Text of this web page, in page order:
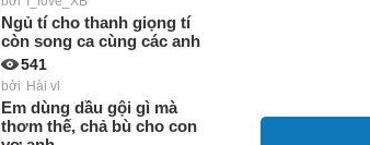
Ngủ tí cho thanh giọng tí
còn song ca cùng các anh
541
bởi Hài vl
Em dùng dầu gội gì mà
thơm thế, chả bù cho con